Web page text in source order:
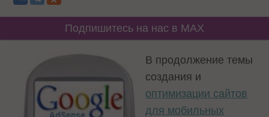
Подпишитесь на нас в MAX
В продолжение темы
создания и
оптимизации сайтов
для мобильных